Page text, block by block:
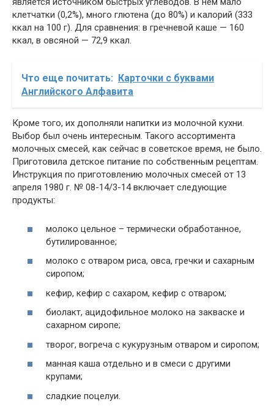
клетчатки (0,2%), много глютена (до 80%) и калорий (333
ккал на 100 г). Для сравнения: в гречневой каше — 160
ккал, в овсяной — 72,9 ккал.
Что еще почитать: Карточки с буквами
Английского Алфавита
Кроме того, их дополняли напитки из молочной кухни.
Выбор был очень интересным. Такого ассортимента
молочных смесей, как сейчас в советское время, не было.
Приготовила детское питание по собственным рецептам.
Инструкция по приготовлению молочных смесей от 13
апреля 1980 г. № 08-14/3-14 включает следующие
продукты:
молоко цельное – термически обработанное,
бутилированное;
молоко с отваром риса, овса, гречки и сахарным
сиропом;
кефир, кефир с сахаром, кефир с отваром;
биолакт, ацидофильное молоко на закваске и
сахарном сиропе;
творог, вогреча с кукурузным отваром и сиропом;
манная каша отдельно и в смеси с другими
крупами;
сладкие поцелуи.